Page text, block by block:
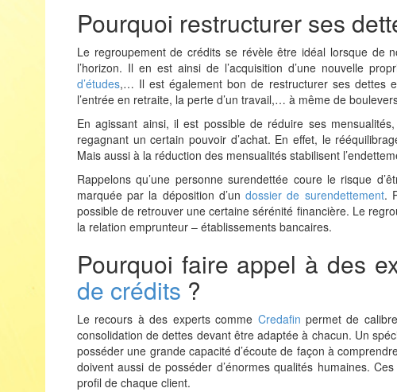
Pourquoi restructurer ses
Le regroupement de crédits se révèle être idéal lorsque de
l’horizon. Il en est ainsi de l’acquisition d’une nouvelle
d’études,… Il est également bon de restructurer ses dettes
l’entrée en retraite, la perte d’un travail,… à même de
En agissant ainsi, il est possible de réduire ses
regagnant un certain pouvoir d’achat. En effet, le
Mais aussi à la réduction des mensualités stabilisent
Rappelons qu’une personne surendettée coure le risque
marquée par la déposition d’undossier de surendettement.
possible de retrouver une certaine sérénité financière. Le
la relation emprunteur – établissements bancaires.
Pourquoi faire appel à des
de crédits ?
Le recours à des experts comme Credafin permet de
consolidation de dettes devant être adaptée à chacun. Un
posséder une grande capacité d’écoute de façon à
doivent aussi de posséder d’énormes qualités humaines.
profil de chaque client.